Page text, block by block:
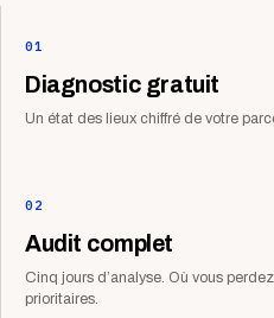
01
Diagnostic gratuit
Un état des lieux chiffré de votre
02
Audit complet
Cinq jours d’analyse. Où vous
prioritaires.